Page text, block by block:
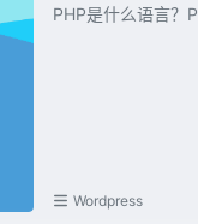
PHP是什么语言？
Wordpress